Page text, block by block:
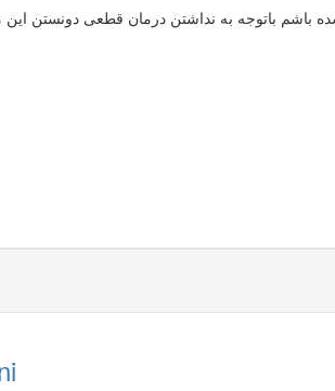
باشم باتوجه به نداشتن درمان قطعی دونستن